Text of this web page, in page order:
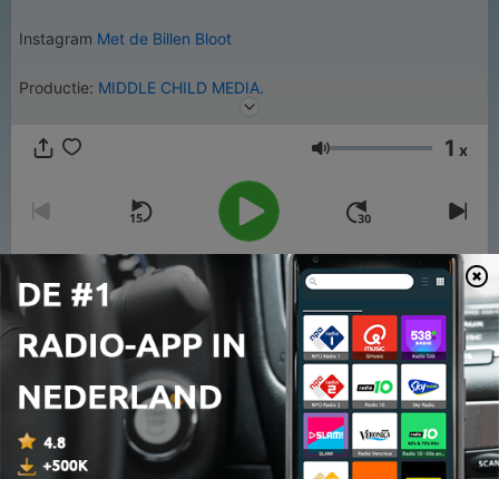
Instagram Met de Billen Bloot
Productie: MIDDLE CHILD MEDIA.
Volume 1 x
00:00
Afleveringen
5 -
Aflevering 5 – Wat als liegen makkelijker is dan de
waarheid vertellen?
04 aug. 2025